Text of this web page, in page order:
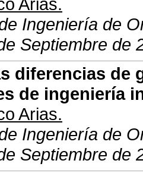
Arias.
Ingeniería de
Septiembre de
diferencias de
de ingeniería
Arias.
Ingeniería de
Septiembre de